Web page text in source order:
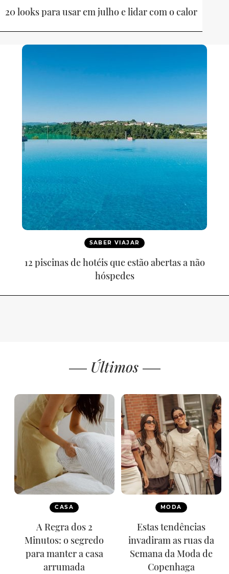
20 looks para usar em julho e lidar com o calor
SABER VIAJAR
12 piscinas de hotéis que estão abertas a não
hóspedes
Últimos
CASA
A Regra dos 2
Minutos: o segredo
para manter a casa
arrumada
MODA
Estas tendências
invadiram as ruas da
Semana da Moda de
Copenhaga